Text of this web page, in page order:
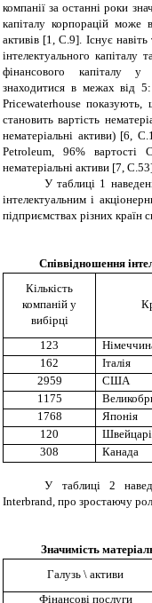
компанії за останні роки
капіталу корпорацій може
активів [1,C.9]. Існує навіть
інтелектуального капіталу
фінансового капіталу у
знаходитися в межах від
Pricewaterhouse
становить вартість
нематеріальні активи) [6, C
Petroleum, 96% вартості
нематеріальні активи [7, C
У таблиці 1
інтелектуальним і
підприємствах різних країн
Співвідношення
Кількість
компаній у
вибірці
123
162
Італія
2959
США
1175
1768
Японія
120
308
Канада
У таблиці 2
Interbrand, про зростаючу
Значимість
Галузь \ активи
Фінансові послуги